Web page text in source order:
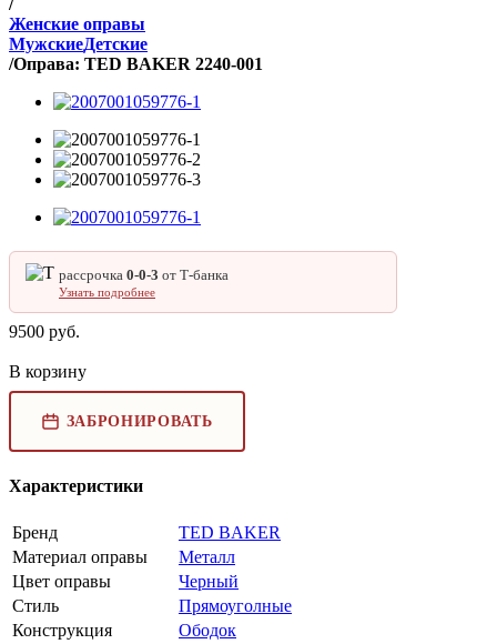
/
Женские оправы
МужскиеДетские
/Оправа: TED BAKER 2240-001
рассрочка 0‑0‑3 от Т‑банка
Узнать подробнее
9500 руб.
В корзину
ЗАБРОНИРОВАТЬ
Характеристики
Бренд
TED BAKER
Материал оправы
Металл
Цвет оправы
Черный
Стиль
Прямоуголные
Конструкция
Ободок